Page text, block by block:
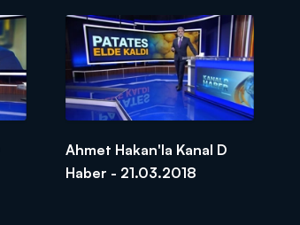
Ahmet Hakan'la Kanal D
Haber - 21.03.2018